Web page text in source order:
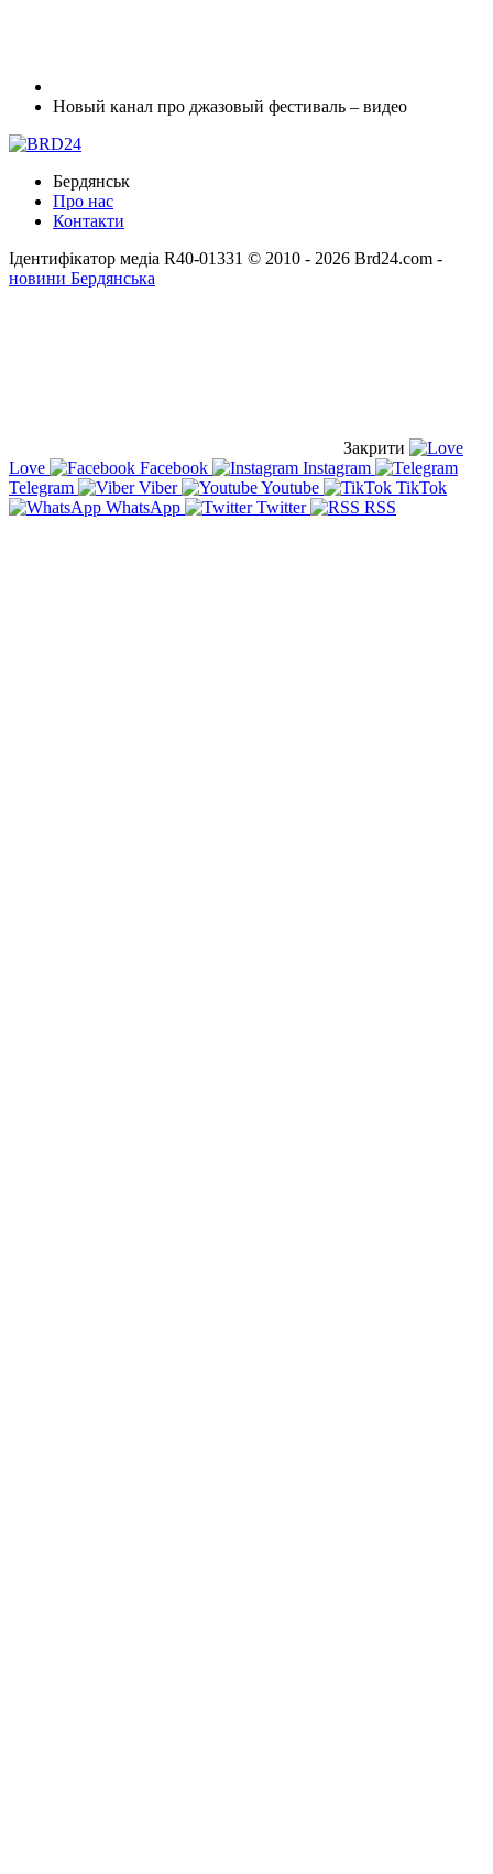
Новый канал про джазовый фестиваль – видео
Бердянськ
Про нас
Контакти
Ідентифікатор медіа R40-01331 © 2010 - 2026 Brd24.com -
новини Бердянська
Закрити
Love
Facebook
Instagram
Telegram
Viber Youtube
TikTok
WhatsApp
Twitter RSS